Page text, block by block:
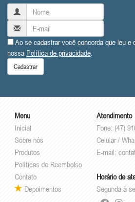
Ao se cadastrar você concorda que leu e
nossa Política de privacidade
Cadastrar
Menu
Inicial
Sobre nós
Produtos
Políticas de Reembolso
Contato
Depoimentos
Atendimento
Fone: (47)
Celular /
E-mail:
Horário de
Segunda à